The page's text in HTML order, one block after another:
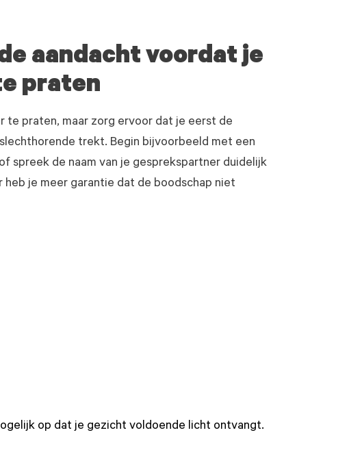
aandacht voordat je
praten
te praten, maar zorg ervoor dat je eerst de
trekt. Begin bijvoorbeeld met een
spreek de naam van je gesprekspartner duidelijk
heb je meer garantie dat de boodschap niet
op dat je gezicht voldoende licht ontvangt.